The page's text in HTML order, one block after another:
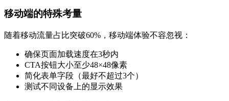
移动端的特殊考量
随着移动流量占比突破60%，移动端体验不容忽视：
确保页面加载速度在3秒内
CTA按钮大小至少48×48像素
简化表单字段（最好不超过3个）
测试不同设备上的显示效果